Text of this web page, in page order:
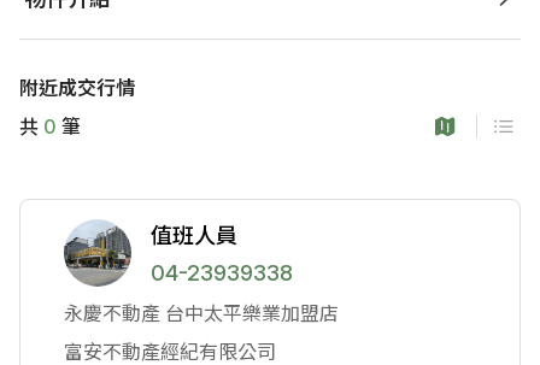
附近成交行情
共 0 筆
值班人員
04-23939338
永慶不動產 台中太平樂業加盟店
富安不動產經紀有限公司